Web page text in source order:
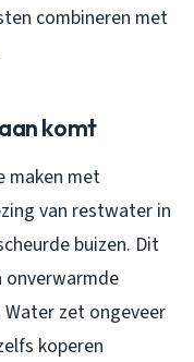
combineren met
komt
maken met
van restwater in
buizen. Dit
onverwarmde
zet ongeveer
koperen